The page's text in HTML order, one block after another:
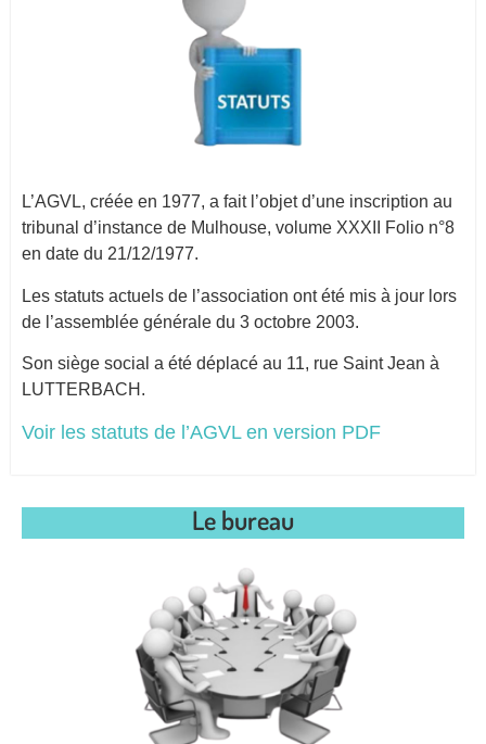
L’AGVL, créée en 1977, a fait l’objet d’une inscription au
tribunal d’instance de Mulhouse, volume XXXII Folio n°8
en date du 21/12/1977.
Les statuts actuels de l’association ont été mis à jour lors
de l’assemblée générale du 3 octobre 2003.
Son siège social a été déplacé au 11, rue Saint Jean à
LUTTERBACH.
Voir les statuts de l’AGVL en version PDF
Le bureau